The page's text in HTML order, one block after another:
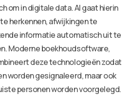
om in digitale data. AI gaat hierin
herkennen, afwijkingen te
informatie automatisch uit te
Moderne boekhoudsoftware,
deze technologieën zodat
worden gesignaleerd, maar ook
personen worden voorgelegd.